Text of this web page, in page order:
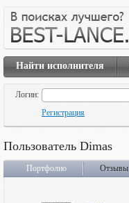
Найти исполнителя
Логин:
Регистрация
Пользователь Dimas
Портфолио Отзывы